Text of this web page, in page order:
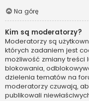
Na górę
Kim są moderatorzy?
Moderatorzy są
których zadaniem jest
możliwość zmiany treści
blokowania,
dzielenia tematów na
moderatorzy czuwają,
publikowali